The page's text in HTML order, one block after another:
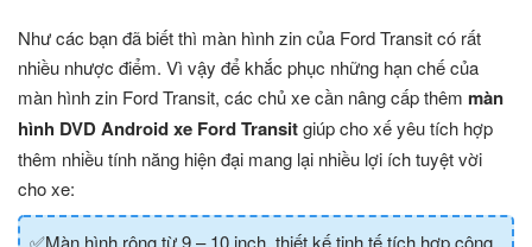
Như các bạn đã biết thì màn hình zin của Ford Transit có rất
nhiều nhược điểm. Vì vậy để khắc phục những hạn chế của
màn hình zin Ford Transit, các chủ xe cần nâng cấp thêm màn
hình DVD Android xe Ford Transitgiúp cho xế yêu tích hợp
thêm nhiều tính năng hiện đại mang lại nhiều lợi ích tuyệt vời
cho xe:
✅Màn hình rộng từ 9 – 10 inch, thiết kế tinh tế tích hợp công